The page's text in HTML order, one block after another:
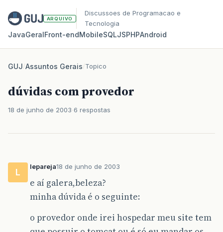
ARQUIVO
Discussoes de Programacao e
Tecnologia
JavaGeralFront‑endMobileSQLJSPHPAndroid
GUJ/Assuntos Gerais/Topico
dúvidas com provedor
18 de junho de 2003 6 respostas
L
lepareja18 de junho de 2003
e aí galera,beleza?
minha dúvida é o seguinte:
o provedor onde irei hospedar meu site tem